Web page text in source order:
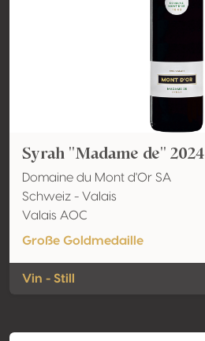
Syrah ''Madame de'' 2024
Domaine du Mont d'Or SA
Schweiz - Valais
Valais AOC
Große Goldmedaille
Vin - Still